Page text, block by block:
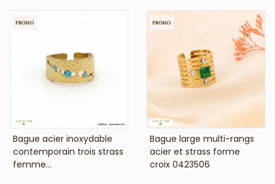
européennes).
VOIR LE PRIX
Bague acier inoxydable
contemporain trois strass
femme...
PROMO
VOIR LE PRIX
Bague large multi-rangs
acier et strass forme
croix 0423506
PROMO